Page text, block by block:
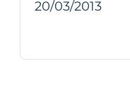
20/03/2013